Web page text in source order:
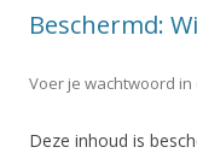
Beschermd:
Voer je wachtwoord
Deze inhoud is